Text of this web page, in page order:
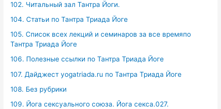
102. Читальный зал Тантра Йоги.
104. Статьи по Тантра Триада Йоге
105. Список всех лекций и семинаров за все времяпо
Тантра Триада Йоге
106. Полезные ссылки по Тантра Триада Йоге
107. Дайджест yogatriada.ru по Тантра Триада Йоге
108. Без рубрики
109. Йога сексуального союза. Йога секса.027.